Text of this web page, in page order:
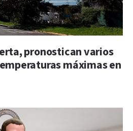
pronostican varios
máximas en